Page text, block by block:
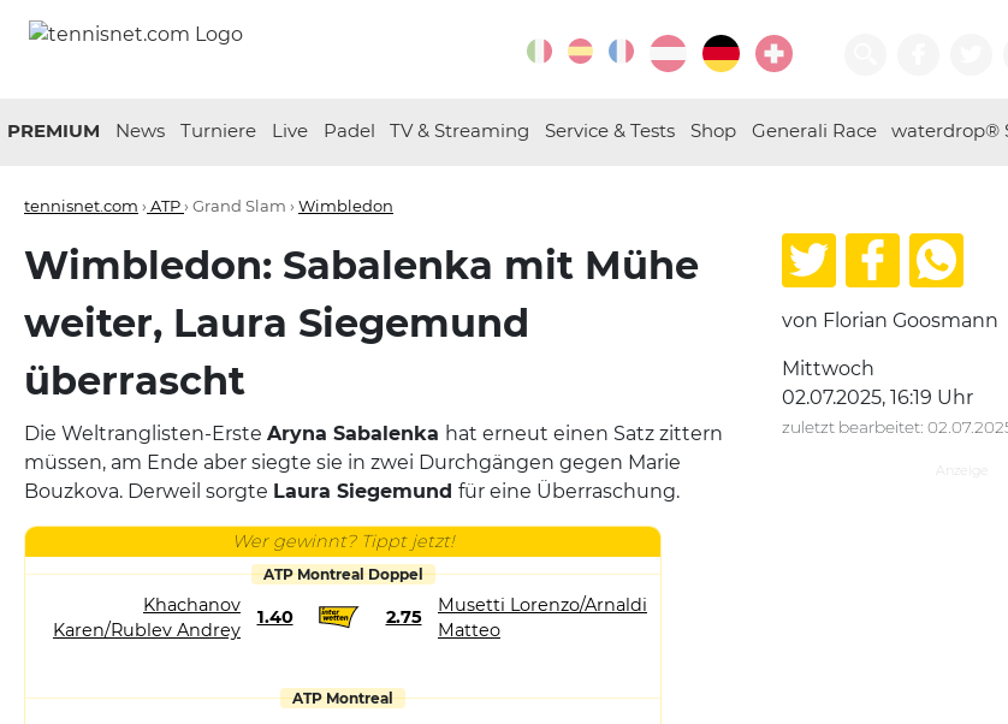
PREMIUM News Turniere Live Padel TV & Streaming Service & Tests Shop Generali Race waterdrop®
tennisnet.com › ATP› Grand Slam › Wimbledon
Wimbledon: Sabalenka mit Mühe
weiter, Laura Siegemund
überrascht
Die Weltranglisten-Erste Aryna Sabalenka hat erneut einen Satz zittern
müssen, am Ende aber siegte sie in zwei Durchgängen gegen Marie
Bouzkova. Derweil sorgte Laura Siegemund für eine Überraschung.
Wer gewinnt? Tippt jetzt!
ATP Montreal Doppel
Khachanov
Karen/Rublev Andrey
1.40 2.75
Musetti Lorenzo/Arnaldi
Matteo
ATP Montreal
von Florian Goosmann
Mittwoch
02.07.2025, 16:19 Uhr
zuletzt bearbeitet: